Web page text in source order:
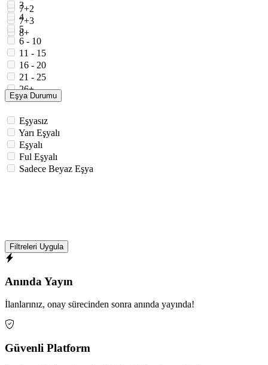
7+2
7+3
8+
3
4
5
6 - 10
11 - 15
16 - 20
21 - 25
26+
Eşya Durumu
Eşyasız
Yarı Eşyalı
Eşyalı
Ful Eşyalı
Sadece Beyaz Eşya
Filtreleri Uygula
Anında Yayın
İlanlarınız, onay sürecinden sonra anında yayında!
Güvenli Platform